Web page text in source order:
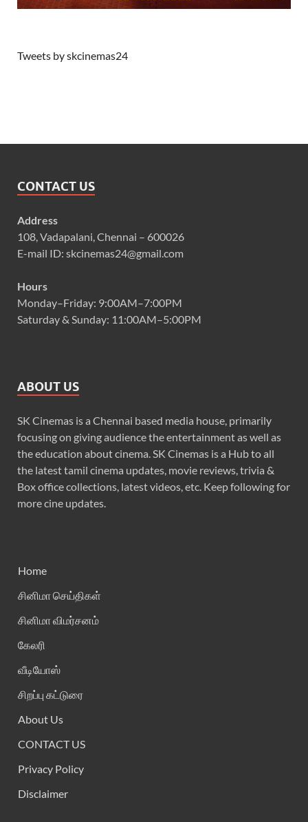
Tweets by skcinemas24
CONTACT US
Address
108, Vadapalani, Chennai – 600026
E-mail ID: skcinemas24@gmail.com
Hours
Monday–Friday: 9:00AM–7:00PM
Saturday & Sunday: 11:00AM–5:00PM
ABOUT US
SK Cinemas is a Chennai based media house, primarily
focusing on giving audience the entertainment as well as
the education about cinema. SK Cinemas is a Hub to all
the latest tamil cinema updates, movie reviews, trivia &
Box office collections, latest videos, etc. Keep following for
more cine updates.
Home
சினிமா செய்திகள்
சினிமா விமர்சனம்
கேலரி
வீடியோஸ்
சிறப்பு கட்டுரை
About Us
CONTACT US
Privacy Policy
Disclaimer